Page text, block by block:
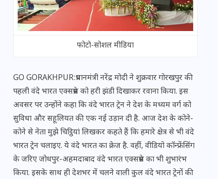
फोटो-सोशल मीडिया
GO GORAKHPUR:प्रधानमंत्री नरेंद्र मोदी ने शुक्रवार गोरखपुर की
पहली वंदे भारत एक्सप्रेस को हरी झंडी दिखाकर रवाना किया. इस
अवसर पर उन्होंने कहा कि वंदे भारत ट्रेन ने देश के मध्यम वर्ग को
सुविधा और सहूलियत की एक नई उड़ान दी है. आज देश के कोने-
कोने से नेता मुझे चिट्ठियां लिखकर कहते हैं कि हमारे क्षेत्र से भी वंदे
भारत ट्रेन चलाइए. ये वंदे भारत का क्रेज है. वहीं, वीडियो कॉन्फ्रेंसिंग
के जरिए जोधपुर-अहमदाबाद वंदे भारत एक्सप्रेस का भी शुभारंभ
किया. इसके साथ ही देशभर में चलने वाली कुल वंदे भारत ट्रेनों की